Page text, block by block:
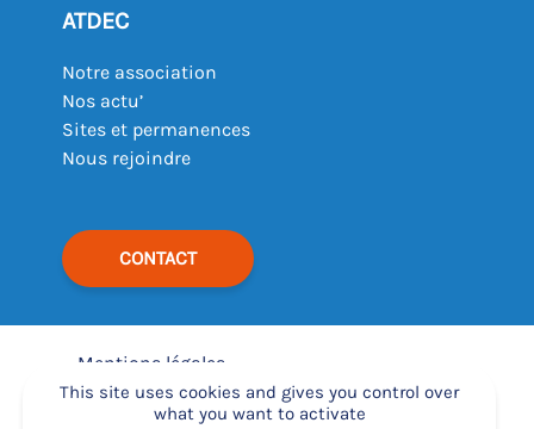
ATDEC
Notre association
Nos actu’
Sites et permanences
Nous rejoindre
CONTACT
Mentions légales
–
Déclaration d’accessibilité
This site uses cookies and gives you control over
what you want to activate